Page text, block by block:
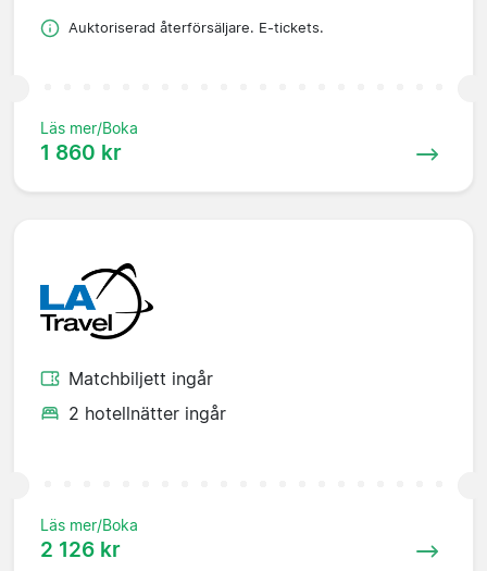
Auktoriserad återförsäljare. E-tickets.
Läs mer/Boka
1 860 kr
Matchbiljett ingår
2 hotellnätter ingår
Läs mer/Boka
2 126 kr